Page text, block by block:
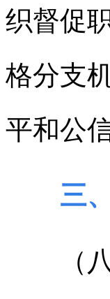
织督促
格分支
平和公
三
（八